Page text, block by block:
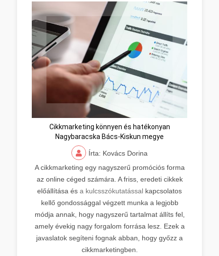
Cikkmarketing könnyen és hatékonyan
Nagybaracska Bács-Kiskun megye
Írta: Kovács Dorina
A cikkmarketing egy nagyszerű promóciós forma
az online céged számára. A friss, eredeti cikkek
előállítása és a kulcsszókutatással kapcsolatos
kellő gondossággal végzett munka a legjobb
módja annak, hogy nagyszerű tartalmat állíts fel,
amely évekig nagy forgalom forrása lesz. Ezek a
javaslatok segíteni fognak abban, hogy győzz a
cikkmarketingben.